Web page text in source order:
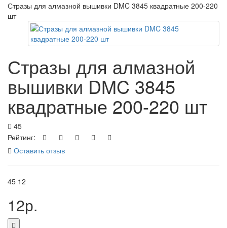
Стразы для алмазной вышивки DMC 3845 квадратные 200-220
шт
Стразы для алмазной
вышивки DMC 3845
квадратные 200-220 шт
45
Рейтинг:
Оставить отзыв
45 12
12р.